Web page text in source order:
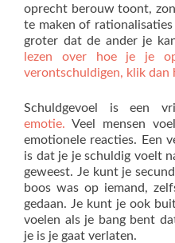
oprecht berouw toont,
te maken of
groter dat de ander je
lezen over hoe je je
verontschuldigen, klik dan
Schuldgevoel is een
emotie. Veel mensen
emotionele reacties. Een
is dat je je schuldig voelt
geweest. Je kunt je
boos was op iemand,
gedaan. Je kunt je ook
voelen als je bang bent
je is je gaat verlaten.